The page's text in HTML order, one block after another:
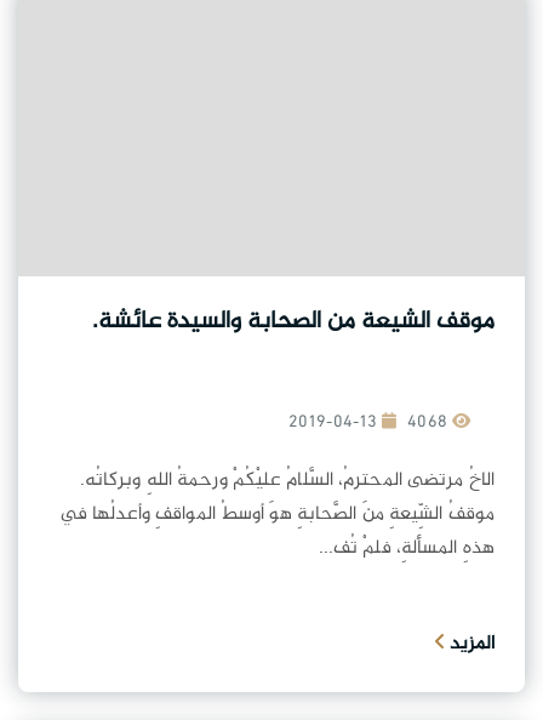
موقف الشيعة من الصحابة والسيدة عائشة.
2019-04-13
الاخُ مرتضى المحترمُ، السَّلامُ عليْكُمْ ورحمةُ اللهِ وبركاتُه.
موقفُ الشِّيعةِ منَ الصَّحابةِ هوَ أوسطُ المواقفِ وأعدلُها في
هذهِ المسألةِ، فلمْ تُف...
المزيد